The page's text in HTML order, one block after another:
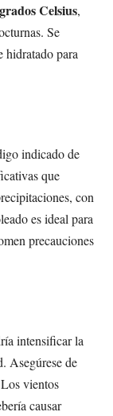
Celsius,
Se
hidratado para
indicado de
que
con
es ideal para
precauciones
intensificar la
Asegúrese de
vientos
causar